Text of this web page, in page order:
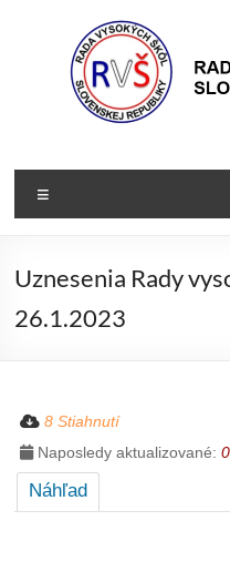
Rada
VŠ
škôl
Uznesenia Rady
26.1.2023
8 Stiahnutí
Naposledy aktualizované:
Náhľad